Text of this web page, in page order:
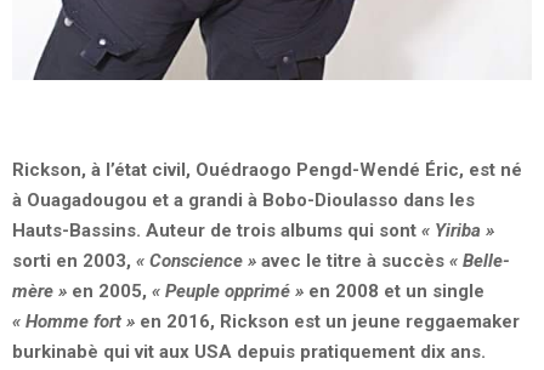
Rickson, à l’état civil, Ouédraogo Pengd-Wendé Éric, est né
à Ouagadougou et a grandi à Bobo-Dioulasso dans les
Hauts-Bassins. Auteur de trois albums qui sont « Yiriba »
sorti en 2003, « Conscience » avec le titre à succès « Belle-
mère » en 2005, « Peuple opprimé » en 2008 et un single
« Homme fort » en 2016, Rickson est un jeune reggaemaker
burkinabè qui vit aux USA depuis pratiquement dix ans.